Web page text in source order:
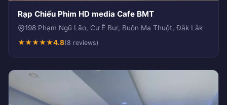
Rạp Chiếu Phim HD media Cafe BMT
198 Phạm Ngũ Lão, Cư Ê Bur, Buôn Ma Thuột, Đắk Lắk
★★★★★4.8(8 reviews)